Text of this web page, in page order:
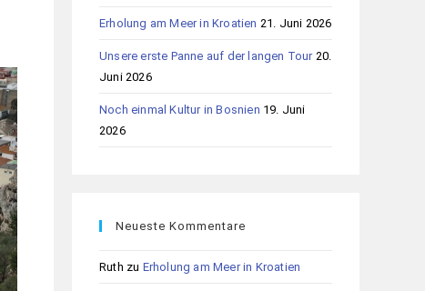
Erholung am Meer in Kroatien 21. Juni 2026
Unsere erste Panne auf der langen Tour 20.
Juni 2026
Noch einmal Kultur in Bosnien 19. Juni
2026
Neueste Kommentare
Ruth zu Erholung am Meer in Kroatien